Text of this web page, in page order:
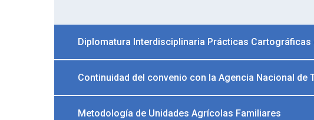
Diplomatura Interdisciplinaria Prácticas Cartográficas
Continuidad del convenio con la Agencia Nacional de
Metodología de Unidades Agrícolas Familiares